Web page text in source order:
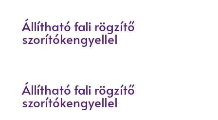
Állítható fali rögzítő
szorítókengyellel
Állítható fali rögzítő
szorítókengyellel